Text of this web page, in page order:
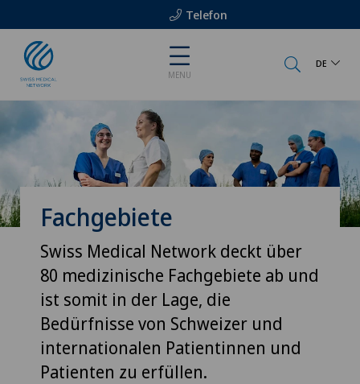
Telefon
MENU
DE
Fachgebiete
Swiss Medical Network deckt über
80 medizinische Fachgebiete ab und
ist somit in der Lage, die
Bedürfnisse von Schweizer und
internationalen Patientinnen und
Patienten zu erfüllen.